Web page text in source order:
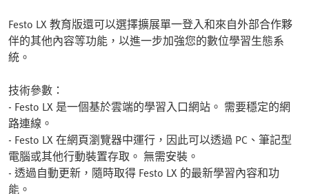
Festo LX 教育版還可以選擇擴展單一登入和來自外部合作夥
伴的其他內容等功能，以進一步加強您的數位學習生態系
統。
技術參數：
- Festo LX 是一個基於雲端的學習入口網站。 需要穩定的網
路連線。
- Festo LX 在網頁瀏覽器中運行，因此可以透過 PC、筆記型
電腦或其他行動裝置存取。 無需安裝。
- 透過自動更新，隨時取得 Festo LX 的最新學習內容和功
能。